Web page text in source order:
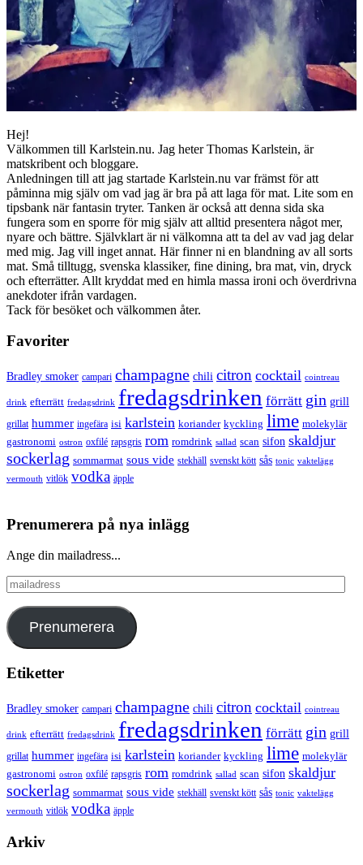
Hej!
Välkommen till Karlstein.nu. Jag heter Thomas Karlstein, är
matskribent och bloggare.
Anledningen till att jag startade Karlstein.nu var främst för att
påminna mig själv om vad jag är bra på att laga för mat. Lite som en
tipsbank när fantasin tryter. Tanken är också att denna sida ska
fungera som en sporre för mig själv att alltid presentera något mer,
nyare och bättre. Självklart är ni välkomna att ta del av vad jag delar
med mig. Jag vill inget annat. Här finner ni en blandning av all sorts
mat. Små tilltugg, svenska klassiker, fine dining, bra mat, vin, dryck
och efterrätter. Allt kryddat med en himla massa ironi och överdrivna
anekdoter ifrån vardagen.
Tack för besöket och välkommen åter.
Favoriter
Bradley smoker campari champagne chili citron cocktail cointreau
drink efterrätt fredagsdrink fredagsdrinken förrätt gin grill
grillat hummer ingefära isi karlstein koriander kyckling lime molekylär
gastronomi ostron oxfilé rapsgris rom romdrink sallad scan sifon skaldjur
sockerlag sommarmat sous vide stekhäll svenskt kött sås tonic vaktelägg
vermouth vitlök vodka äpple
Prenumerera på nya inlägg
Ange din mailadress...
mailadress
Prenumerera
Etiketter
Bradley smoker campari champagne chili citron cocktail cointreau
drink efterrätt fredagsdrink fredagsdrinken förrätt gin grill
grillat hummer ingefära isi karlstein koriander kyckling lime molekylär
gastronomi ostron oxfilé rapsgris rom romdrink sallad scan sifon skaldjur
sockerlag sommarmat sous vide stekhäll svenskt kött sås tonic vaktelägg
vermouth vitlök vodka äpple
Arkiv